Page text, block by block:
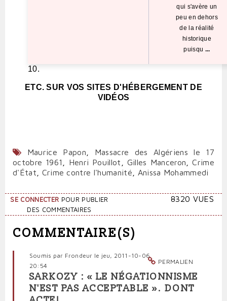
qui s'avère un
peu en dehors
de la réalité
historique
puisqu ...
10.
ETC. SUR VOS SITES D'HÉBERGEMENT DE
VIDÉOS
Maurice Papon
Massacre des Algériens le 17
octobre 1961
Henri Pouillot Gilles Manceron ,Crime
d'État
Crime contre l'humanité Anissa Mohammedi
SE CONNECTER POUR PUBLIER
DES COMMENTAIRES
8320 VUES
COMMENTAIRE(S)
PERMALIEN
Soumis par Frondeur le jeu, 2011-10-06
20:54
SARKOZY : « LE NÉGATIONNISME
N'EST PAS ACCEPTABLE ». DONT